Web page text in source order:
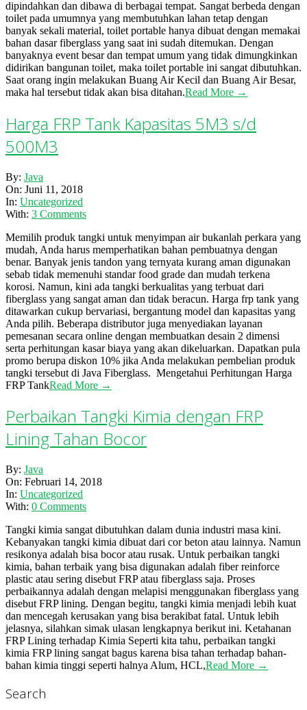
dipindahkan dan dibawa di berbagai tempat. Sangat berbeda dengan
toilet pada umumnya yang membutuhkan lahan tetap dengan
banyak sekali material, toilet portable hanya dibuat dengan memakai
bahan dasar fiberglass yang saat ini sudah ditemukan. Dengan
banyaknya event besar dan tempat umum yang tidak dimungkinkan
didirikan bangunan toilet, maka toilet portable ini sangat dibutuhkan.
Saat orang ingin melakukan Buang Air Kecil dan Buang Air Besar,
maka hal tersebut tidak akan bisa ditahan.Read More →
Harga FRP Tank Kapasitas 5M3 s/d
500M3
2018-
06-
11
By: Java
On: Juni 11, 2018
In: Uncategorized
With: 3 Comments
Memilih produk tangki untuk menyimpan air bukanlah perkara yang
mudah, Anda harus memperhatikan bahan pembuatnya dengan
benar. Banyak jenis tandon yang ternyata kurang aman digunakan
sebab tidak memenuhi standar food grade dan mudah terkena
korosi. Namun, kini ada tangki berkualitas yang terbuat dari
fiberglass yang sangat aman dan tidak beracun. Harga frp tank yang
ditawarkan cukup bervariasi, bergantung model dan kapasitas yang
Anda pilih. Beberapa distributor juga menyediakan layanan
pemesanan secara online dengan membuatkan desain 2 dimensi
serta perhitungan kasar biaya yang akan dikeluarkan. Dapatkan pula
promo berupa diskon 10% jika Anda melakukan pembelian produk
tangki tersebut di Java Fiberglass. Mengetahui Perhitungan Harga
FRP TankRead More →
Perbaikan Tangki Kimia dengan FRP
Lining Tahan Bocor
2018-
02-
14
By: Java
On: Februari 14, 2018
In: Uncategorized
With: 0 Comments
Tangki kimia sangat dibutuhkan dalam dunia industri masa kini.
Kebanyakan tangki kimia dibuat dari cor beton atau lainnya. Namun
resikonya adalah bisa bocor atau rusak. Untuk perbaikan tangki
kimia, bahan terbaik yang bisa digunakan adalah fiber reinforce
plastic atau sering disebut FRP atau fiberglass saja. Proses
perbaikannya adalah dengan melapisi menggunakan fiberglass yang
disebut FRP lining. Dengan begitu, tangki kimia menjadi lebih kuat
dan mencegah kerusakan yang bisa berakibat fatal. Untuk lebih
jelasnya, silahkan simak ulasan lengkapnya berikut ini. Ketahanan
FRP Lining terhadap Kimia Seperti kita tahu, perbaikan tangki
kimia FRP lining sangat bagus karena bisa tahan terhadap bahan-
bahan kimia tinggi seperti halnya Alum, HCL,Read More →
Search